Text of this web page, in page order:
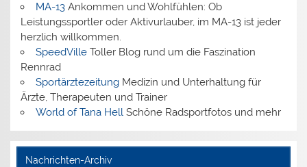
MA-13Ankommen und Wohlfühlen: Ob
Leistungssportler oder Aktivurlauber, im MA-13 ist jeder
herzlich willkommen.
SpeedVilleToller Blog rund um die Faszination
Rennrad
SportärztezeitungMedizin und Unterhaltung für
Ärzte, Therapeuten und Trainer
World of Tana HellSchöne Radsportfotos und mehr
Nachrichten-Archiv